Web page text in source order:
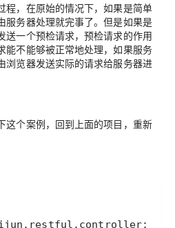
程，在原始的情况下，如果是简单
服务器处理就完事了。但是如果是
送一个预检请求，预检请求的作用
能不能够被正常地处理，如果服务
浏览器发送实际的请求给服务器进
这个案例，回到上面的项目，重新